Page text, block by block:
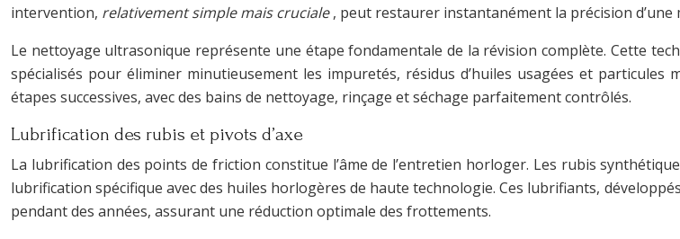
intervention, relativement simple mais cruciale, peut restaurer instantanément la précision
Le nettoyage ultrasonique représente une étape fondamentale de la révision complète. Cette
spécialisés pour éliminer minutieusement les impuretés, résidus d’huiles usagées et particules
étapes successives, avec des bains de nettoyage, rinçage et séchage parfaitement contrôlés.
Lubrification des rubis et pivots d’axe
La lubrification des points de friction constitue l’âme de l’entretien horloger. Les rubis
lubrification spécifique avec des huiles horlogères de haute technologie. Ces lubrifiants,
pendant des années, assurant une réduction optimale des frottements.